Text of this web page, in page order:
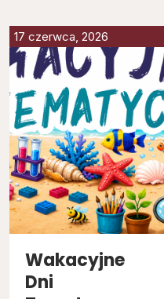
17 czerwca, 2026
Wakacyjne
Dni